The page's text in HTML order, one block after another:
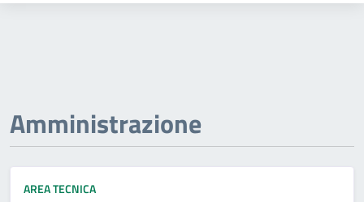
Amministrazione
AREA TECNICA